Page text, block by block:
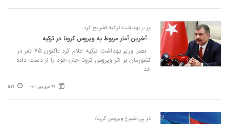
وزیر بهداشت ترکیه تشریح کرد:
آخرین آمار مربوط به ویروس کرونا در ترکیه
نصر: وزیر بهداشت ترکیه اعلام کرد تاکنون 75 نفر در
کشورمان بر اثر ویروس کرونا جان خود را از دست داده
اند.
99 فروردین 08 11:21
در پی شیوع ویروس کرونا؛